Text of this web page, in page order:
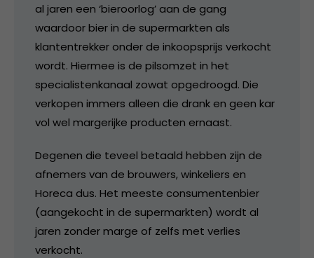
al jaren een ‘bieroorlog’ aan de gang
waardoor bier in de supermarkten als
klantentrekker onder de inkoopsprijs verkocht
wordt. Hiermee is de pilsomzet in het
specialistenkanaal zowat opgedroogd. Die
verkopen immers alleen die drank en geen kar
vol wel margerijke producten ernaast.
Degenen die teveel betaald hebben zijn de
afnemers van de brouwers, winkeliers en
Horeca dus. Het meeste consumentenbier
(aangekocht in de supermarkten) wordt al
jaren zonder marge of zelfs met verlies
verkocht.